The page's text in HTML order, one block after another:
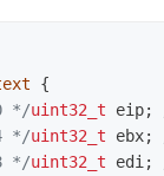
{
*/uint32_t eip;
*/uint32_t ebx;
*/uint32_t edi ;